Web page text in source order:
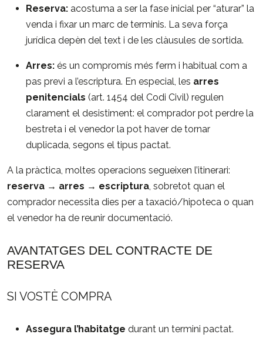
Reserva: acostuma a ser la fase inicial per “aturar” la
venda i fixar un marc de terminis. La seva força
jurídica depèn del text i de les clàusules de sortida.
Arres: és un compromís més ferm i habitual com a
pas previ a l’escriptura. En especial, les arres
penitencials (art. 1454 del Codi Civil) regulen
clarament el desistiment: el comprador pot perdre la
bestreta i el venedor la pot haver de tornar
duplicada, segons el tipus pactat.
A la pràctica, moltes operacions segueixen l’itinerari:
reserva → arres → escriptura, sobretot quan el
comprador necessita dies per a taxació/hipoteca o quan
el venedor ha de reunir documentació.
AVANTATGES DEL CONTRACTE DE
RESERVA
SI VOSTÈ COMPRA
Assegura l’habitatge durant un termini pactat.